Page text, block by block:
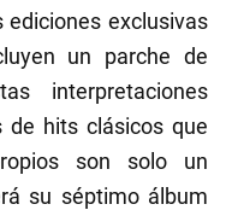
ediciones exclusivas
un parche de
interpretaciones
de hits clásicos que
son solo un
su séptimo álbum